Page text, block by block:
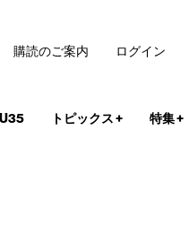
IU35 トピックス+ 特集+
購読のご案内 ログイン